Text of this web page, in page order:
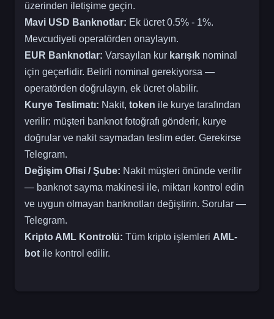
üzerinden iletişime geçin.
Mavi USD Banknotlar: Ek ücret 0.5% - 1%.
Mevcudiyeti operatörden onaylayın.
EUR Banknotlar: Varsayılan kur karışık nominal
için geçerlidir. Belirli nominal gerekiyorsa —
operatörden doğrulayın, ek ücret olabilir.
Kurye Teslimatı: Nakit, token ile kurye tarafından
verilir: müşteri banknot fotoğrafı gönderir, kurye
doğrular ve nakit saymadan teslim eder. Gerekirse
Telegram.
Değişim Ofisi / Şube: Nakit müşteri önünde verilir
— banknot sayma makinesi ile, miktarı kontrol edin
ve uygun olmayan banknotları değiştirin. Sorular —
Telegram.
Kripto AML Kontrolü: Tüm kripto işlemleri AML-
bot ile kontrol edilir.